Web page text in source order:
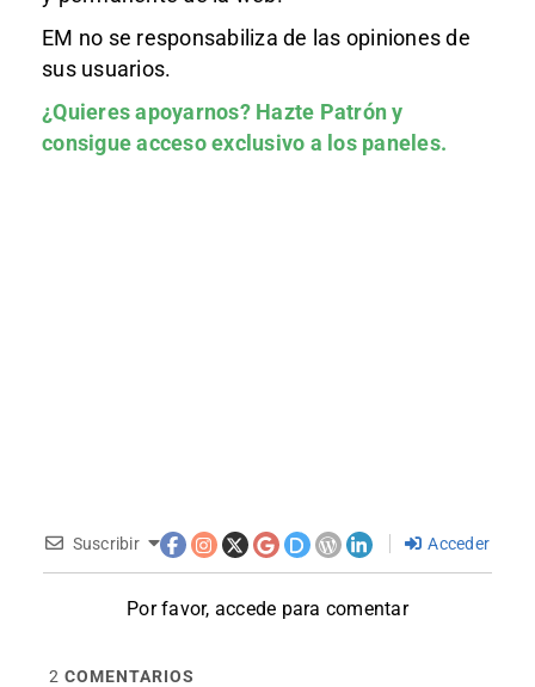
EM no se responsabiliza de las opiniones de
sus usuarios.
¿Quieres apoyarnos? Hazte Patróny
consigue acceso exclusivo a los paneles.
Suscribir Acceder
Por favor, accede para comentar
2 COMENTARIOS